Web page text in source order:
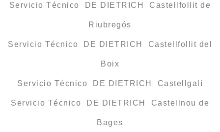
Servicio Técnico DE DIETRICH Castellfollit de
Riubregós
Servicio Técnico DE DIETRICH Castellfollit del
Boix
Servicio Técnico DE DIETRICH Castellgalí
Servicio Técnico DE DIETRICH Castellnou de
Bages